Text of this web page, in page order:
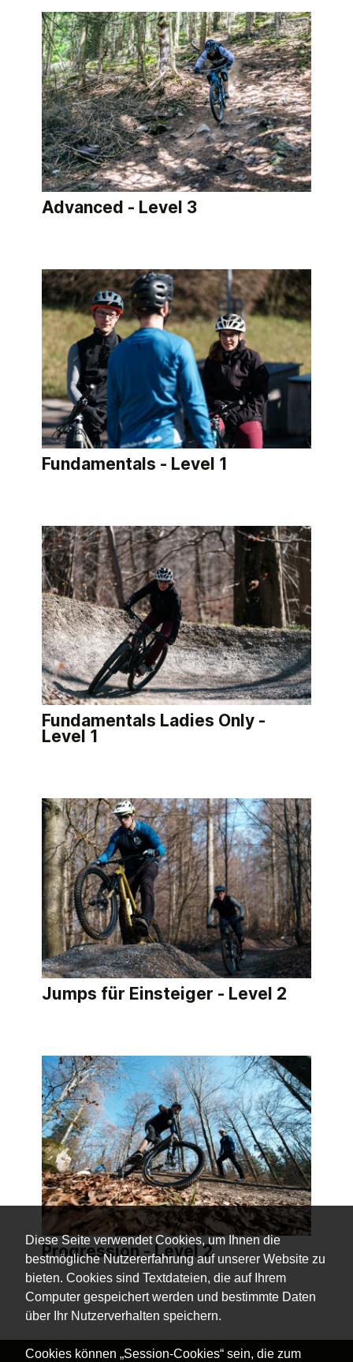
Diese Seite verwendet Cookies, um Ihnen die
bestmögliche Nutzererfahrung auf unserer Website zu
bieten. Cookies sind Textdateien, die auf Ihrem
Computer gespeichert werden und bestimmte Daten
über Ihr Nutzerverhalten speichern.
Cookies können „Session-Cookies“ sein, die zum
Advanced - Level 3
Fundamentals - Level 1
Fundamentals Ladies Only -
Level 1
Jumps für Einsteiger - Level 2
Progression - Level 2